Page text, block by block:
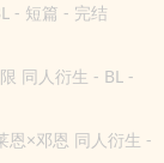
- 短篇 - 完结
节。复仇是主
同人衍生 - BL -
恩×邓恩 同人衍生 -